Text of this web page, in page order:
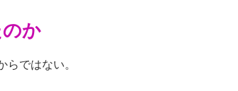
か
ではない。